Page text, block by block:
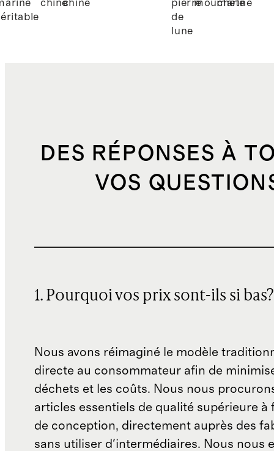
chinéchiné
pierre
de
lune
moucheté
marine
DES RÉPONSES À
VOS
1. Pourquoi vos prix sont-ils si bas?
Nous avons réimaginé le modèle
directe au consommateur afin de
déchets et les coûts. Nous nous
articles essentiels de qualité supérieure à
de conception, directement auprès des
sans utiliser d'intermédiaires. Nous nous